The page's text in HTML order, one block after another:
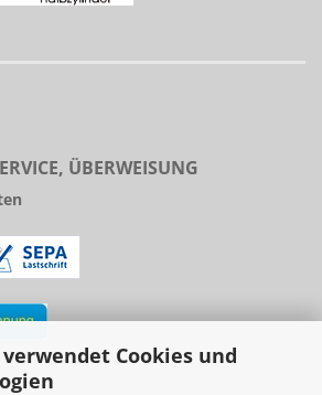
Cookies und
ÜBERWEISUNG